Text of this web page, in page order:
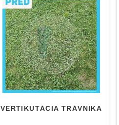
VERTIKUTÁCIA TRÁVNIKA